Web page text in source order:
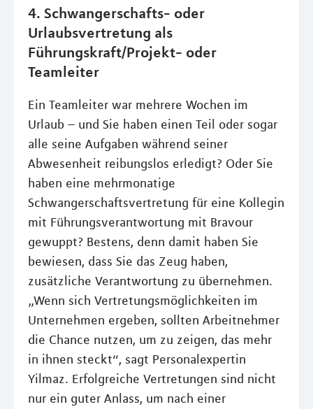
4. Schwangerschafts- oder
Urlaubsvertretung als
Führungskraft/Projekt- oder
Teamleiter
Ein Teamleiter war mehrere Wochen im
Urlaub – und Sie haben einen Teil oder sogar
alle seine Aufgaben während seiner
Abwesenheit reibungslos erledigt? Oder Sie
haben eine mehrmonatige
Schwangerschaftsvertretung für eine Kollegin
mit Führungsverantwortung mit Bravour
gewuppt? Bestens, denn damit haben Sie
bewiesen, dass Sie das Zeug haben,
zusätzliche Verantwortung zu übernehmen.
„Wenn sich Vertretungsmöglichkeiten im
Unternehmen ergeben, sollten Arbeitnehmer
die Chance nutzen, um zu zeigen, das mehr
in ihnen steckt“, sagt Personalexpertin
Yilmaz. Erfolgreiche Vertretungen sind nicht
nur ein guter Anlass, um nach einer